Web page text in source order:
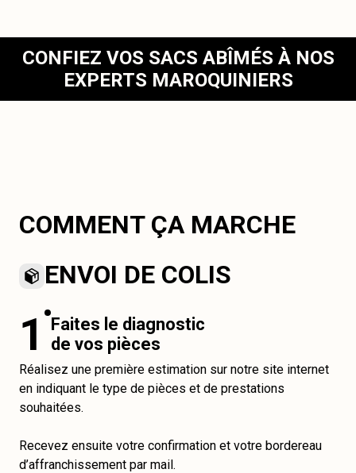
CONFIEZ VOS SACS ABÎMÉS À NOS
EXPERTS MAROQUINIERS
COMMENT ÇA MARCHE
ENVOI DE COLIS
1
Faites le diagnostic
de vos pièces
Réalisez une première estimation sur notre site internet
en indiquant le type de pièces et de prestations
souhaitées.
Recevez ensuite votre confirmation et votre bordereau
d’affranchissement par mail.